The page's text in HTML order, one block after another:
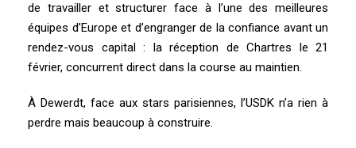
de travailler et structurer face à l’une des meilleures
équipes d’Europe et d’engranger de la confiance avant un
rendez-vous capital : la réception de Chartres le 21
février, concurrent direct dans la course au maintien.
À Dewerdt, face aux stars parisiennes, l’USDK n’a rien à
perdre mais beaucoup à construire.